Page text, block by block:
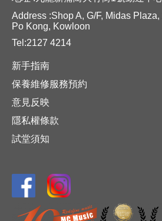
Address :Shop A, G/F, Midas
Po Kong, Kowloon
Tel:2127 4214
新手指南
保養維修服務預約
意見反映
隱私權條款
試堂須知